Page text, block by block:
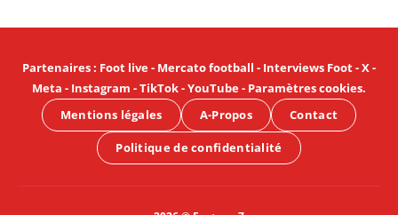
Partenaires: Foot live- Mercato football - Interviews Foot-X-
Meta - Instagram -TikTok-YouTube- Paramètres cookies.
Mentions légales
A-Propos Contact
Politique de confidentialité